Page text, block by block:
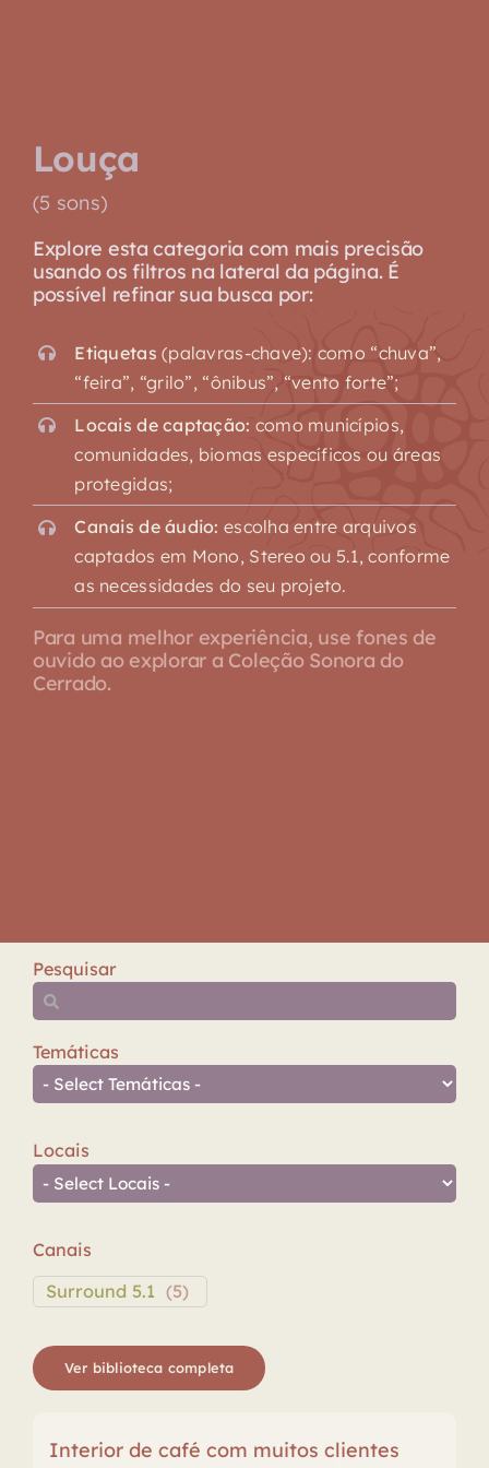
Louça
(5 sons)
Explore esta categoria com mais precisão
usando os filtros na lateral da página. É
possível refinar sua busca por:
Etiquetas (palavras-chave): como “chuva”,
“feira”, “grilo”, “ônibus”, “vento forte”;
Locais de captação: como municípios,
comunidades, biomas específicos ou áreas
protegidas;
Canais de áudio: escolha entre arquivos
captados em Mono, Stereo ou 5.1, conforme
as necessidades do seu projeto.
Para uma melhor experiência, use fones de
ouvido ao explorar a Coleção Sonora do
Cerrado.
Pesquisar
Temáticas
Locais
Canais
Surround 5.1 (5)
Ver biblioteca completa
Interior de café com muitos clientes